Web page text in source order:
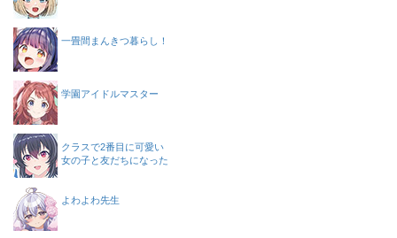
一畳間まんきつ暮らし！
学園アイドルマスター
クラスで2番目に可愛い
女の子と友だちになった
よわよわ先生